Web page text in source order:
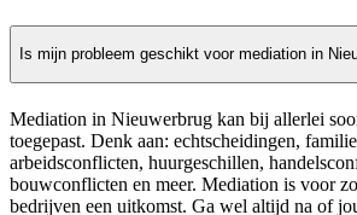
Is mijn probleem geschikt voor mediation in
Mediation in Nieuwerbrug kan bij allerlei
toegepast. Denk aan: echtscheidingen,
arbeidsconflicten, huurgeschillen,
bouwconflicten en meer. Mediation is voor
bedrijven een uitkomst. Ga wel altijd na of